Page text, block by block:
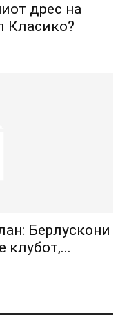
дрес на
Класико?
Берлускони
клубот,...